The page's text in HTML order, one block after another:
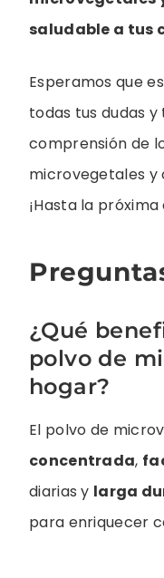
saludable a tus
Esperamos que
todas tus dudas
comprensión de
microvegetales y
¡Hasta la
¿Qué
polvo de
hogar?
El polvo de
concentrada,
diarias y larga
para enriquecer